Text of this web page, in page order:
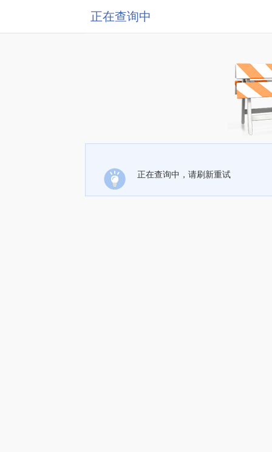
正在查询中
正在查询中，请刷新重试